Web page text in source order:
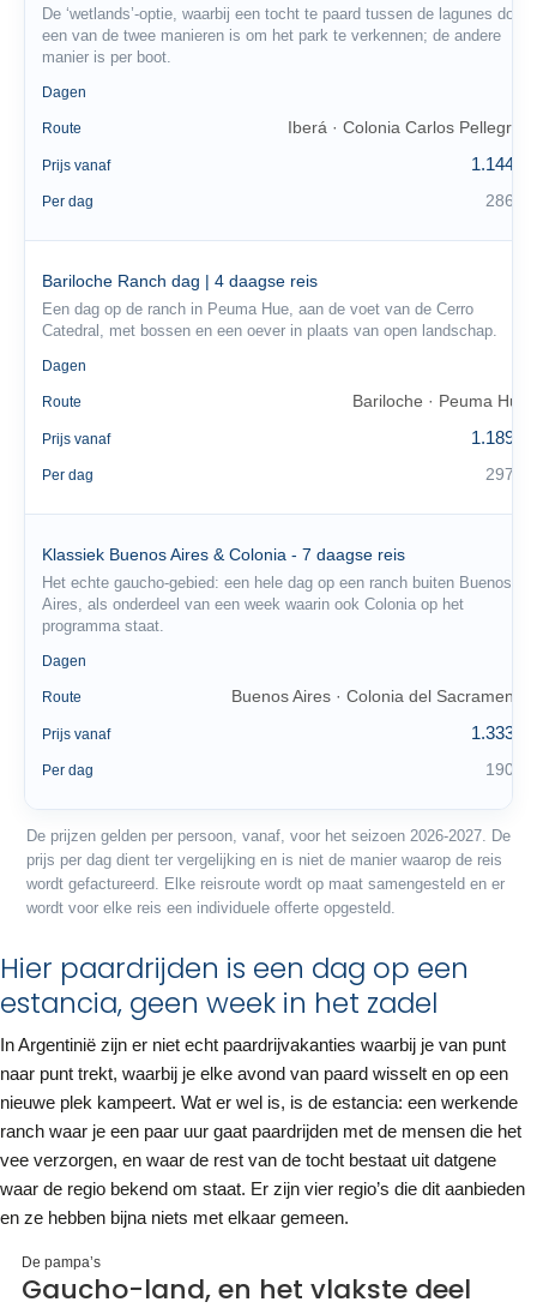
De ‘wetlands’-optie, waarbij een tocht te paard tussen de lagunes door
een van de twee manieren is om het park te verkennen; de andere
manier is per boot.
Dagen
Route Iberá · Colonia Carlos Pellegrini
Prijs vanaf 1.144 €
Per dag 286 €
Bariloche Ranch dag | 4 daagse reis
Een dag op de ranch in Peuma Hue, aan de voet van de Cerro
Catedral, met bossen en een oever in plaats van open landschap.
Dagen
Route Bariloche · Peuma Hue
Prijs vanaf 1.189 €
Per dag 297 €
Klassiek Buenos Aires & Colonia - 7 daagse reis
Het echte gaucho-gebied: een hele dag op een ranch buiten Buenos
Aires, als onderdeel van een week waarin ook Colonia op het
programma staat.
Dagen
Route Buenos Aires · Colonia del Sacramento
Prijs vanaf 1.333 €
Per dag 190 €
De prijzen gelden per persoon, vanaf, voor het seizoen 2026-2027. De
prijs per dag dient ter vergelijking en is niet de manier waarop de reis
wordt gefactureerd. Elke reisroute wordt op maat samengesteld en er
wordt voor elke reis een individuele offerte opgesteld.
Hier paardrijden is een dag op een
estancia, geen week in het zadel
In Argentinië zijn er niet echt paardrijvakanties waarbij je van punt
naar punt trekt, waarbij je elke avond van paard wisselt en op een
nieuwe plek kampeert. Wat er wel is, is de estancia: een werkende
ranch waar je een paar uur gaat paardrijden met de mensen die het
vee verzorgen, en waar de rest van de tocht bestaat uit datgene
waar de regio bekend om staat. Er zijn vier regio’s die dit aanbieden
en ze hebben bijna niets met elkaar gemeen.
De pampa’s
Gaucho-land, en het vlakste deel